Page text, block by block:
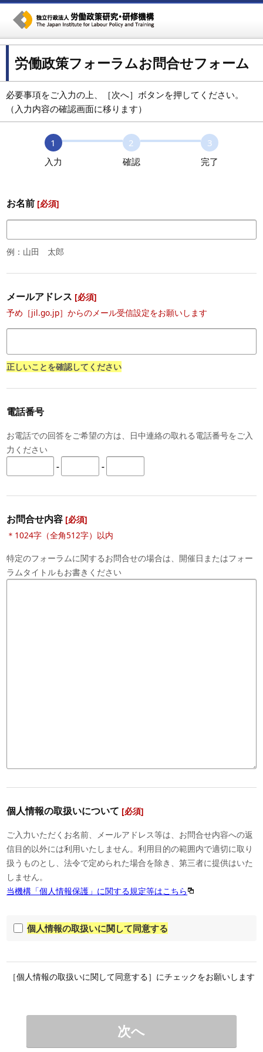
労働政策フォーラムお問合せフォーム
必要事項をご入力の上、［次へ］ボタンを押してください。
（入力内容の確認画面に移ります）
1
入力
2
確認
3
完了
お名前 [必須]
例：山田 太郎
メールアドレス [必須]
予め［jil.go.jp］からのメール受信設定をお願いします
正しいことを確認してください
電話番号
お電話での回答をご希望の方は、日中連絡の取れる電話番号をご入
力ください
- -
お問合せ内容 [必須]
＊1024字（全角512字）以内
特定のフォーラムに関するお問合せの場合は、開催日またはフォー
ラムタイトルもお書きください
個人情報の取扱いについて [必須]
ご入力いただくお名前、メールアドレス等は、お問合せ内容への返
信目的以外には利用いたしません。利用目的の範囲内で適切に取り
扱うものとし、法令で定められた場合を除き、第三者に提供はいた
しません。
当機構「個人情報保護」に関する規定等はこちら
個人情報の取扱いに関して同意する
［個人情報の取扱いに関して同意する］にチェックをお願いします